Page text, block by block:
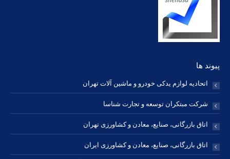
window
window
window
پیوند ها
اتحادیه لوازم یدکی خودرو و ماشین آلات تهران
شرکت مبتکران توسعه و تجارت شناسا
اتاق بازرگانی، صنایع، معادن و کشاورزی تهران
اتاق بازرگانی، صنایع، معادن و کشاورزی ایران